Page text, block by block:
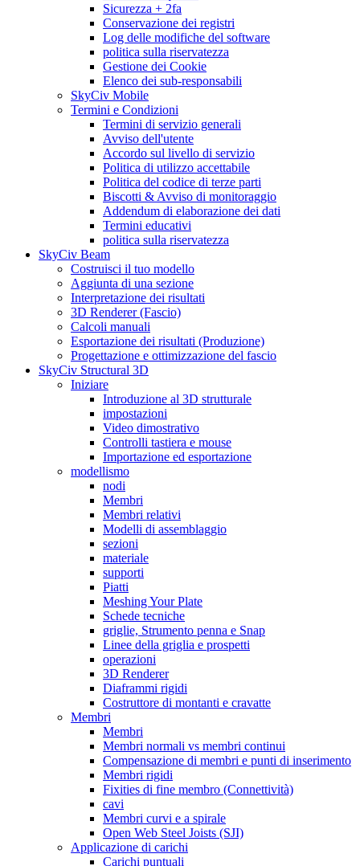
Sicurezza + 2fa
Conservazione dei registri
Log delle modifiche del software
politica sulla riservatezza
Gestione dei Cookie
Elenco dei sub-responsabili
SkyCiv Mobile
Termini e Condizioni
Termini di servizio generali
Avviso dell'utente
Accordo sul livello di servizio
Politica di utilizzo accettabile
Politica del codice di terze parti
Biscotti & Avviso di monitoraggio
Addendum di elaborazione dei dati
Termini educativi
politica sulla riservatezza
SkyCiv Beam
Costruisci il tuo modello
Aggiunta di una sezione
Interpretazione dei risultati
3D Renderer (Fascio)
Calcoli manuali
Esportazione dei risultati (Produzione)
Progettazione e ottimizzazione del fascio
SkyCiv Structural 3D
Iniziare
Introduzione al 3D strutturale
impostazioni
Video dimostrativo
Controlli tastiera e mouse
Importazione ed esportazione
modellismo
nodi
Membri
Membri relativi
Modelli di assemblaggio
sezioni
materiale
supporti
Piatti
Meshing Your Plate
Schede tecniche
griglie, Strumento penna e Snap
Linee della griglia e prospetti
operazioni
3D Renderer
Diaframmi rigidi
Costruttore di montanti e cravatte
Membri
Membri
Membri normali vs membri continui
Compensazione di membri e punti di inserimento
Membri rigidi
Fixities di fine membro (Connettività)
cavi
Membri curvi e a spirale
Open Web Steel Joists (SJI)
Applicazione di carichi
Carichi puntuali